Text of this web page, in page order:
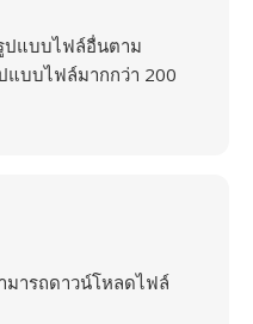
ปแบบไฟล์อื่นตาม
แบบไฟล์มากกว่า 200
ารถดาวน์โหลดไฟล์